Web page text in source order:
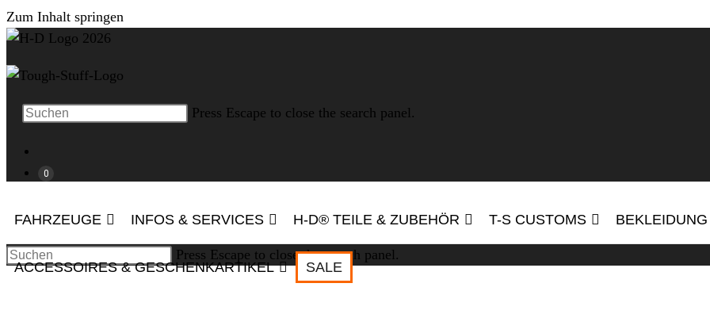
Zum Inhalt springen
Press Escape to close the search panel.
0
FAHRZEUGE INFOS & SERVICES H-D® TEILE & ZUBEHÖR T-S CUSTOMS
ACCESSOIRES & GESCHENKARTIKEL SALE
Press Escape to close the search panel.